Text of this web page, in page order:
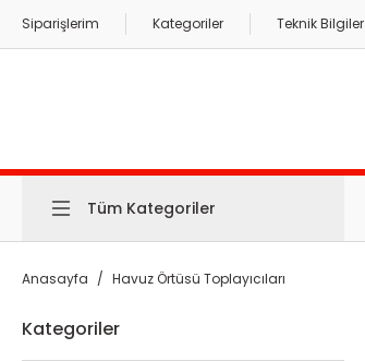
Siparişlerim Kategoriler Teknik Bilgiler
Tüm Kategoriler
Anasayfa Havuz Örtüsü Toplayıcıları
Kategoriler